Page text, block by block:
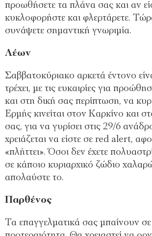
προωθήσετε τα πλάνα σας και αν
κυκλοφορήστε και φλερτάρετε.
συνάψετε σημαντική γνωριμία.
Λέων
Σαββατοκύριακο αρκετά έντονο
τρέχει, με τις ευκαιρίες για
και στη δική σας περίπτωση, να
Ερμής κινείται στον Καρκίνο και
σας, για να γυρίσει στις 29/6
χρειάζεται να είστε σε red alert,
«πλήττει». Όσοι δεν έχετε
σε κάποιο κυριαρχικό ζώδιο
απολαύστε το.
Παρθένος
Τα επαγγελματικά σας μπαίνουν σε